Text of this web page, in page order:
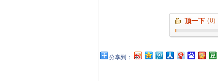
顶一下 (0)
分享到：